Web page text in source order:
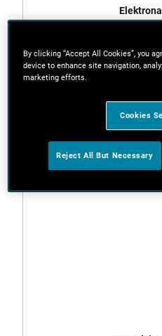
By clicking “Accept All Cookies”, you
device to enhance site navigation,
marketing efforts.
Cookies
Reject All But Necessary